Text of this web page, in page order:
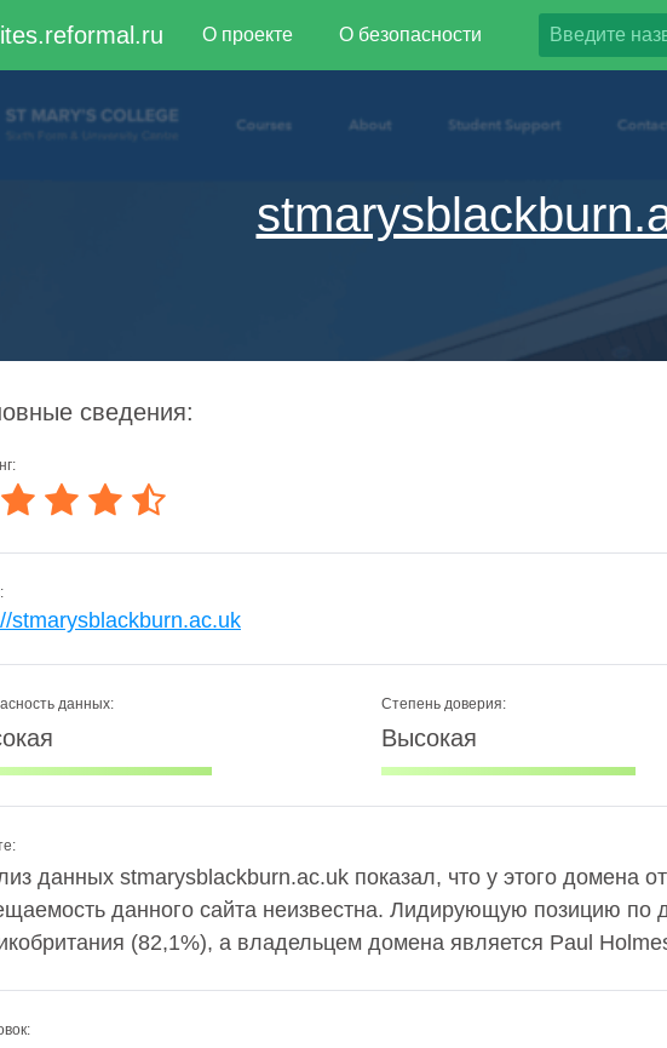
О проекте О безопасности
сведения:
stmarysblackburn.ac.uk
данных: Степень доверия:
Высокая
данных stmarysblackburn.ac.uk показал, что у этого домена
данного сайта неизвестна. Лидирующую позицию по
(82,1%), а владельцем домена является Paul